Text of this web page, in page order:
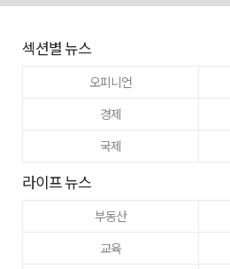
섹션별 뉴스
오피니언
경제
국제
라이프 뉴스
부동산
교육